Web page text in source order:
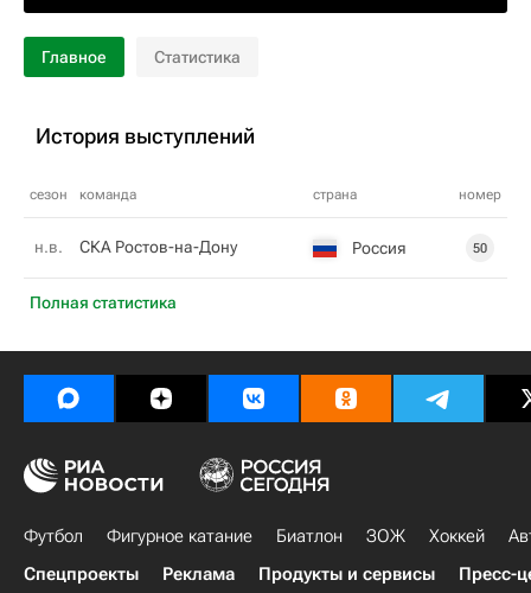
Главное Статистика
История выступлений
сезон команда страна номер
Полная статистика
н.в. СКА Ростов-на-Дону Россия 50
Футбол Фигурное катание Биатлон ЗОЖ Хоккей
Спецпроекты
Реклама Продукты и сервисы Пресс-